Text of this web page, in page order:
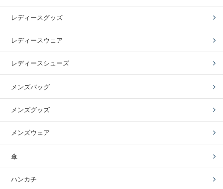
レディースグッズ
レディースウェア
レディースシューズ
メンズバッグ
メンズグッズ
メンズウェア
傘
ハンカチ